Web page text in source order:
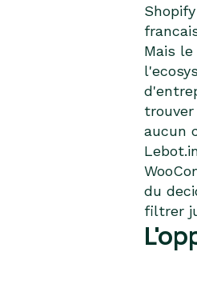
Mais
trouver
aucun
du
filtrer